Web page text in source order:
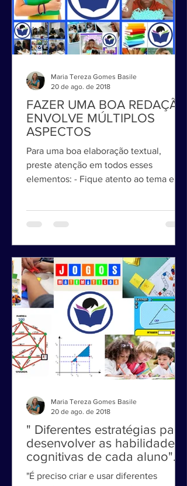
FAZER UMA BOA REDAÇÃO
ENVOLVE MÚLTIPLOS
ASPECTOS
Para uma boa elaboração textual,
preste atenção em todos esses
estilo de redação proposto, que...
Maria Tereza Gomes Basile
20 de ago. de 2018
" Diferentes estratégias para
desenvolver as habilidades
cognitivas de cada aluno".
Maria Tereza Gomes Basile
20 de ago. de 2018